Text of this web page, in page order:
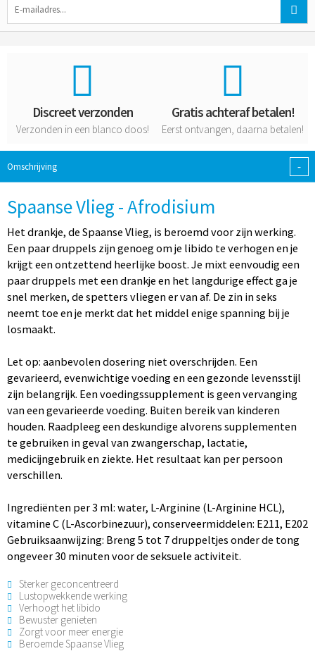
Discreet verzonden
Verzonden in een blanco doos!
Gratis achteraf betalen!
Eerst ontvangen, daarna betalen!
Omschrijving -
Spaanse Vlieg - Afrodisium
Het drankje, de Spaanse Vlieg, is beroemd voor zijn werking.
Een paar druppels zijn genoeg om je libido te verhogen en je
krijgt een ontzettend heerlijke boost. Je mixt eenvoudig een
paar druppels met een drankje en het langdurige effect ga je
snel merken, de spetters vliegen er van af. De zin in seks
neemt toe en je merkt dat het middel enige spanning bij je
losmaakt.
Let op: aanbevolen dosering niet overschrijden. Een
gevarieerd, evenwichtige voeding en een gezonde levensstijl
zijn belangrijk. Een voedingssupplement is geen vervanging
van een gevarieerde voeding. Buiten bereik van kinderen
houden. Raadpleeg een deskundige alvorens supplementen
te gebruiken in geval van zwangerschap, lactatie,
medicijngebruik en ziekte. Het resultaat kan per persoon
verschillen.
Ingrediënten per 3 ml: water, L-Arginine (L-Arginine HCL),
vitamine C (L-Ascorbinezuur), conserveermiddelen: E211, E202
Gebruiksaanwijzing: Breng 5 tot 7 druppeltjes onder de tong
ongeveer 30 minuten voor de seksuele activiteit.
Sterker geconcentreerd
Lustopwekkende werking
Verhoogt het libido
Bewuster genieten
Zorgt voor meer energie
Beroemde Spaanse Vlieg